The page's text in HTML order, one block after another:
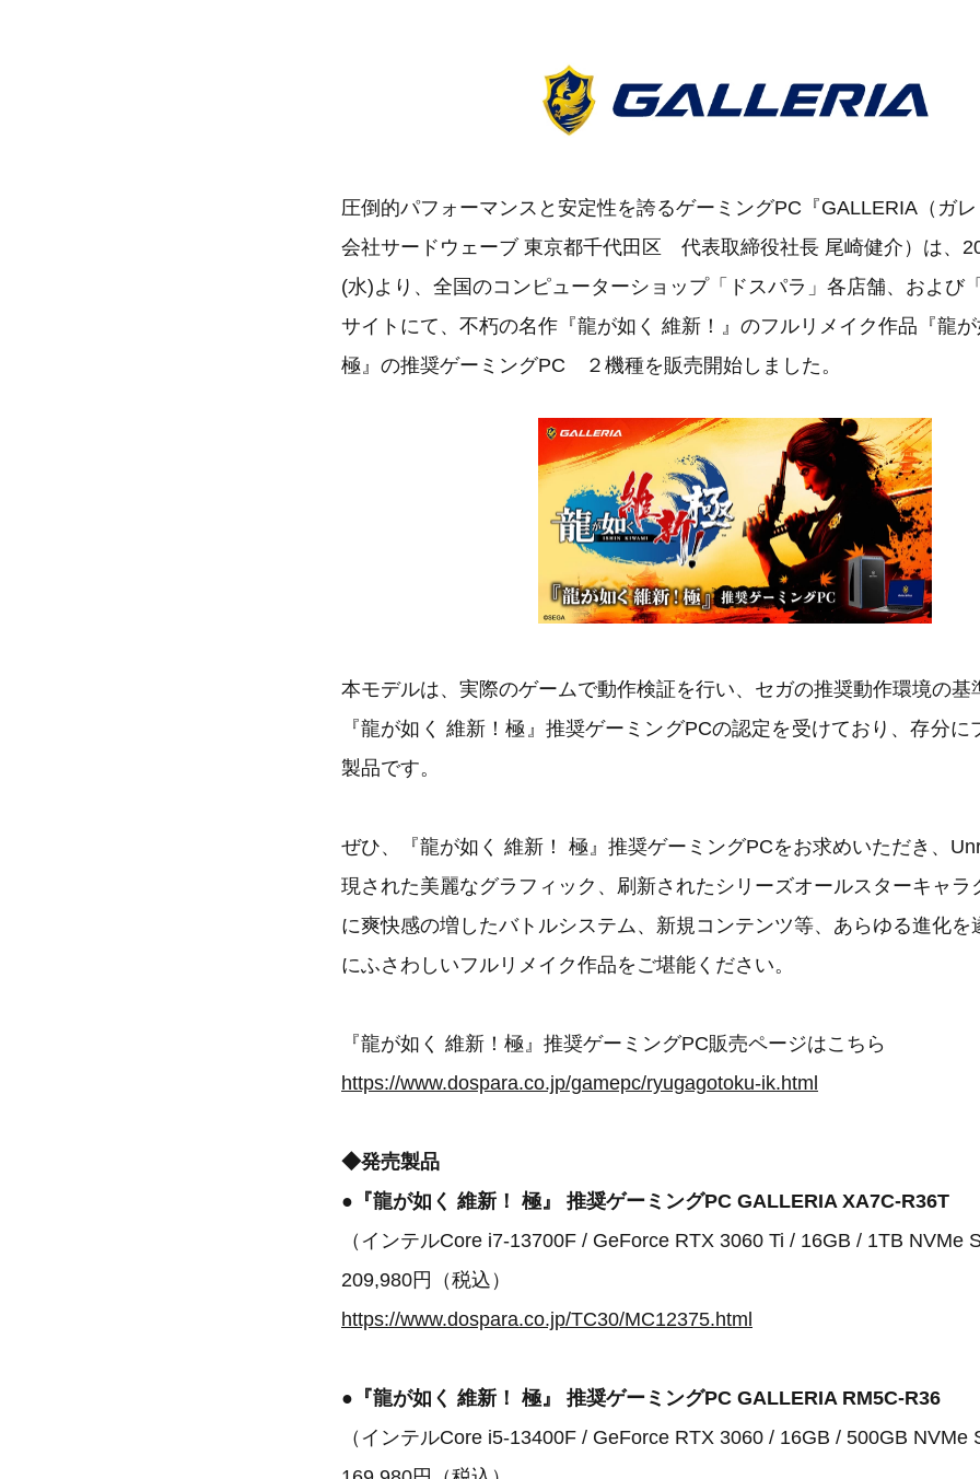
圧倒的パフォーマンスと安定性を誇るゲーミングPC『GALLERIA（ガ
会社サードウェーブ 東京都千代田区 代表取締役社長 尾崎健介）は、
(水)より、全国のコンピューターショップ「ドスパラ」各店舗、および
サイトにて、不朽の名作『龍が如く 維新！』のフルリメイク作品『龍
極』の推奨ゲーミングPC ２機種を販売開始しました。
本モデルは、実際のゲームで動作検証を行い、セガの推奨動作環境の基
『龍が如く 維新！極』推奨ゲーミングPCの認定を受けており、存分に
製品です。
ぜひ、『龍が如く 維新！ 極』推奨ゲーミングPCをお求めいただき、
現された美麗なグラフィック、刷新されたシリーズオールスターキャラ
に爽快感の増したバトルシステム、新規コンテンツ等、あらゆる進化を
にふさわしいフルリメイク作品をご堪能ください。
『龍が如く 維新！極』推奨ゲーミングPC販売ページはこちら
https://www.dospara.co.jp/gamepc/ryugagotoku-ik.html
◆発売製品
●『龍が如く 維新！ 極』 推奨ゲーミングPC GALLERIA XA7C-R36T
（インテルCore i7-13700F / GeForce RTX 3060 Ti / 16GB / 1TB NVMe
209,980円（税込）
https://www.dospara.co.jp/TC30/MC12375.html
●『龍が如く 維新！ 極』 推奨ゲーミングPC GALLERIA RM5C-R36
（インテルCore i5-13400F / GeForce RTX 3060 / 16GB / 500GB NVMe